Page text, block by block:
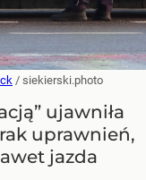
/ siekierski.photo
ujawniła
uprawnień,
jazda